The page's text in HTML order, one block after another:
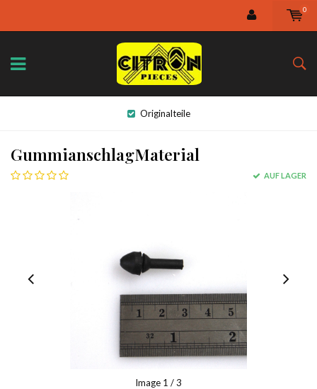
0
Originalteile
GummianschlagMaterial
AUF LAGER
Image 1 / 3